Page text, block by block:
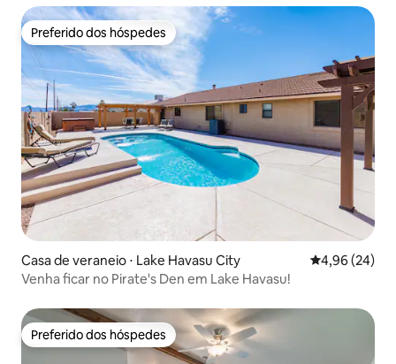
Preferido dos hóspedes
Preferido dos hóspedes
Casa de veraneio ⋅ Lake Havasu City 4,96 de uma
4,96 (24)
Venha ficar no Pirate's Den em Lake Havasu!
Preferido dos hóspedes
Preferido dos hóspedes